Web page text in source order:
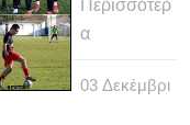
Περισσότερ
α
03 Δεκέμβρι